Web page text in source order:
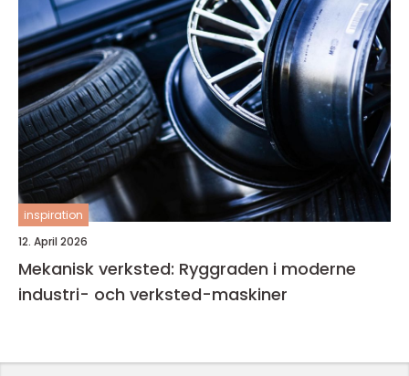
inspiration
12. April 2026
Mekanisk verksted: Ryggraden i moderne
industri- och verksted-maskiner